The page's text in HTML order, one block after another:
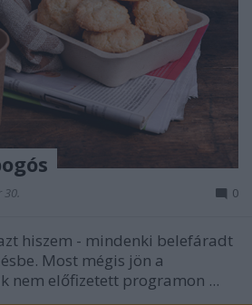
0
hiszem - mindenki belefáradt
Most mégis jön a
nem előfizetett programon ...